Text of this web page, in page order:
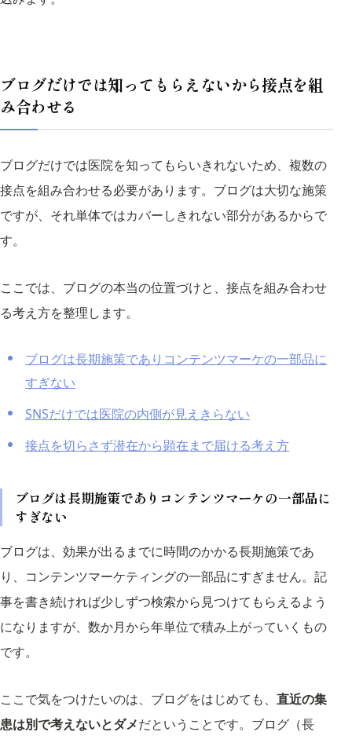
ブログだけでは知ってもらえないから接点を組
み合わせる
ブログだけでは医院を知ってもらいきれないため、複数の
接点を組み合わせる必要があります。ブログは大切な施策
ですが、それ単体ではカバーしきれない部分があるからで
す。
ここでは、ブログの本当の位置づけと、接点を組み合わせ
る考え方を整理します。
ブログは長期施策でありコンテンツマーケの一部品に
すぎない
SNSだけでは医院の内側が見えきらない
接点を切らさず潜在から顕在まで届ける考え方
ブログは長期施策でありコンテンツマーケの一部品に
すぎない
ブログは、効果が出るまでに時間のかかる長期施策であ
り、コンテンツマーケティングの一部品にすぎません。記
事を書き続ければ少しずつ検索から見つけてもらえるよう
になりますが、数か月から年単位で積み上がっていくもの
です。
ここで気をつけたいのは、ブログをはじめても、 直近の集
患は別で考えないとダメだということです。ブログ（長